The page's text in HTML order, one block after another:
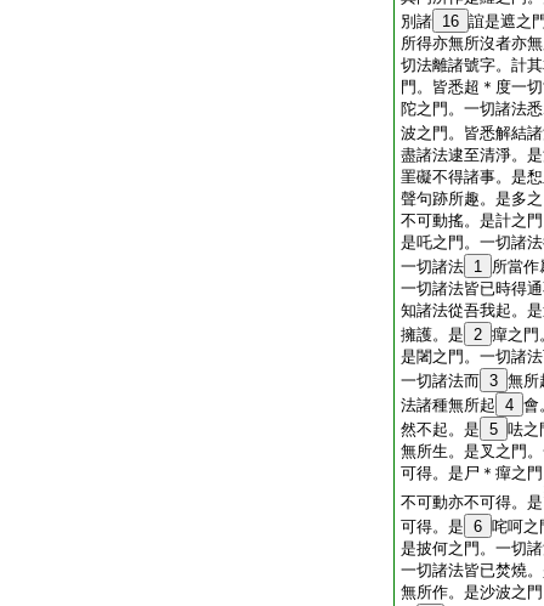
別諸 16 誼是遮之
所得亦無所沒者亦
切法離諸號字。計
門。皆悉超＊度一
陀之門。一切諸法
波之門。皆悉解結
盡諸法逮至清淨。
罣礙不得諸事。是
聲句跡所趣。是多
不可動搖。是計之
是吒之門。一切諸
一切諸法 1 所當作
一切諸法皆已時得
知諸法從吾我起。
擁護。是 2 癉之門
是闍之門。一切諸
一切諸法而 3 無所
法諸種無所起 4 會
然不起。是 5 呿之
無所生。是叉之門
可得。是尸＊癉之
不可動亦不可得。是
可得。是 6 咤呵之
是披何之門。一切
一切諸法皆已焚燒
無所作。是沙波之